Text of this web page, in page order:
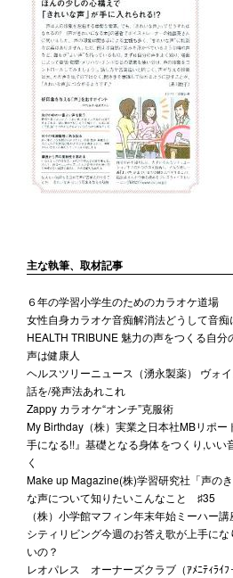
主な執筆、取材記事
６年の学習小学生のためのカラオケ道場
女性自身カラオケ音痴解消法どうして音痴
HEALTH TRIBUNE 魅力の声をつくる自
声は健康人
ヘルスツリーニュース（湧永製薬） ヴォ
話を/発声法あれこれ
Zappy カラオケ“オンチ”克服術
My Birthday（株）実業之日本社MBリポー
手になる!!』基礎となる身体をつくり,い
く
Make up Magazine(株)学習研究社「声の
な声について知りたいこんなこと ♯35
（株）小学館マフィン年末年始ミーハー
シティリビング今週のお答え歌が上手に
いの？
レオパレス オーナーズクラブ（ｱﾒﾆﾃｨﾗｲ